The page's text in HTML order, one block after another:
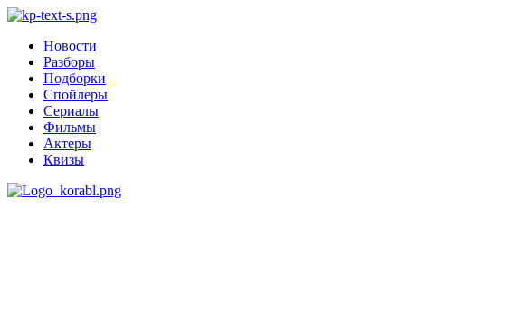
Новости
Разборы
Подборки
Спойлеры
Сериалы
Фильмы
Актеры
Квизы